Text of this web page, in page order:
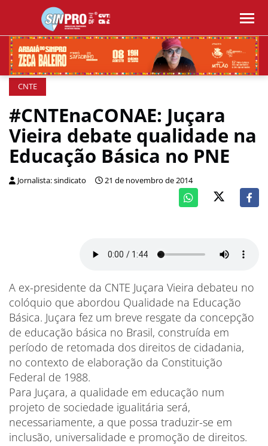
CNTE
#CNTEnaCONAE: Juçara
Vieira debate qualidade na
Educação Básica no PNE
Jornalista: sindicato 21 de novembro de 2014
A ex-presidente da CNTE Juçara Vieira debateu no
colóquio que abordou Qualidade na Educação
Básica. Juçara fez um breve resgate da concepção
de educação básica no Brasil, construída em
período de retomada dos direitos de cidadania,
no contexto de elaboração da Constituição
Federal de 1988.
Para Juçara, a qualidade em educação num
projeto de sociedade igualitária será,
necessariamente, a que possa traduzir-se em
inclusão, universalidade e promoção de direitos.